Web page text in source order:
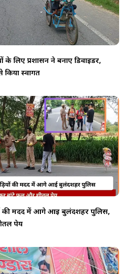
लिए प्रशासन ने बनाए डिवाइडर,
किया स्वागत
की मदद में आगे आई बुलंदशहर पुलिस,
पेय